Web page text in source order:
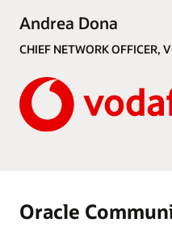
Andrea Dona
CHIEF NETWORK OFFICER,
Oracle